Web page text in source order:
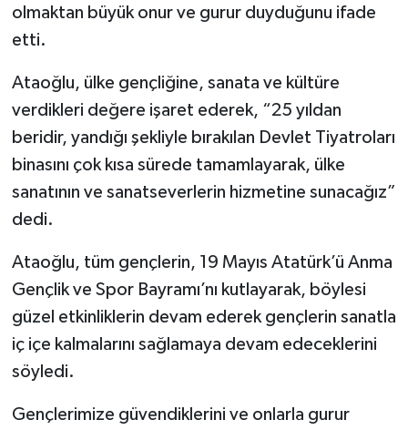
olmaktan büyük onur ve gurur duyduğunu ifade
etti.
Ataoğlu, ülke gençliğine, sanata ve kültüre
verdikleri değere işaret ederek, “25 yıldan
beridir, yandığı şekliyle bırakılan Devlet Tiyatroları
binasını çok kısa sürede tamamlayarak, ülke
sanatının ve sanatseverlerin hizmetine sunacağız”
dedi.
Ataoğlu, tüm gençlerin, 19 Mayıs Atatürk’ü Anma
Gençlik ve Spor Bayramı’nı kutlayarak, böylesi
güzel etkinliklerin devam ederek gençlerin sanatla
iç içe kalmalarını sağlamaya devam edeceklerini
söyledi.
Gençlerimize güvendiklerini ve onlarla gurur